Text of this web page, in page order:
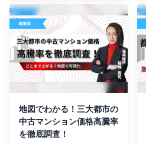
地図でわかる！三大都市の
中古マンション価格高騰率
を徹底調査！